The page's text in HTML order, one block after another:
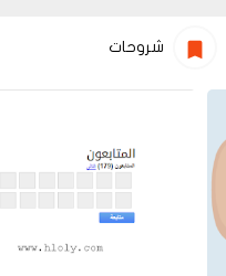
شروحات